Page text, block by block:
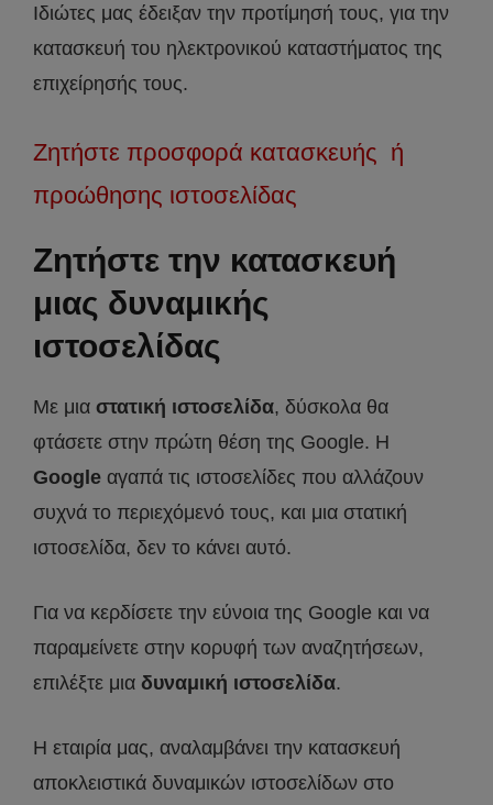
Ιδιώτες μας έδειξαν την προτίμησή τους, για την
κατασκευή του ηλεκτρονικού καταστήματος της
επιχείρησής τους.
Ζητήστε προσφορά κατασκευής ή
προώθησης ιστοσελίδας
Ζητήστε την κατασκευή
μιας δυναμικής
ιστοσελίδας
Με μια στατική ιστοσελίδα, δύσκολα θα
φτάσετε στην πρώτη θέση της Google. H
Google αγαπά τις ιστοσελίδες που αλλάζουν
συχνά το περιεχόμενό τους, και μια στατική
ιστοσελίδα, δεν το κάνει αυτό.
Για να κερδίσετε την εύνοια της Google και να
παραμείνετε στην κορυφή των αναζητήσεων,
επιλέξτε μια δυναμική ιστοσελίδα.
Η εταιρία μας, αναλαμβάνει την κατασκευή
αποκλειστικά δυναμικών ιστοσελίδων στο